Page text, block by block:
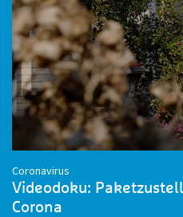
Coronavirus
Videodoku:
Corona